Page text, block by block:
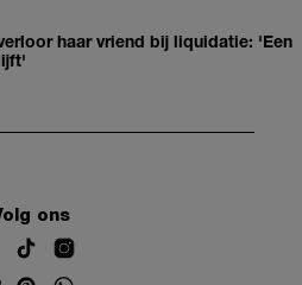
haar vriend bij liquidatie: 'Een
ons